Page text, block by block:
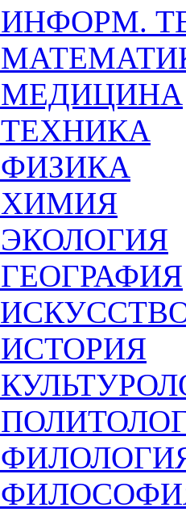
ИНФОРМ.
МЕДИЦИНА
ТЕХНИКА
ФИЗИКА
ХИМИЯ
ЭКОЛОГИЯ
ГЕОГРАФИЯ
ИСТОРИЯ